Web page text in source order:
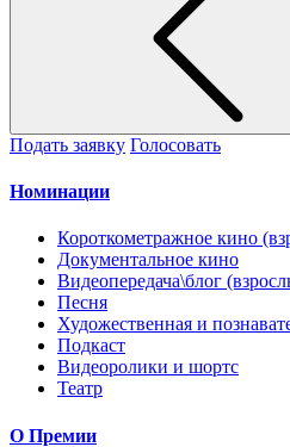
Подать заявку Голосовать
Номинации
Короткометражное кино
Документальное кино
Видеопередача\блог
Песня
Художественная и
Подкаст
Видеоролики и шортс
Театр
О Премии